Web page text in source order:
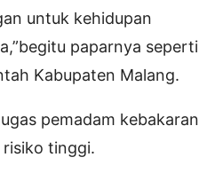
untuk kehidupan
paparnya seperti
Kabupaten Malang.
pemadam kebakaran
tinggi.